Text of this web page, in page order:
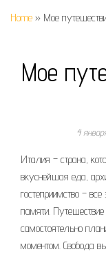
Home » Мое
Мое
4
Италия – страна,
вкуснейшая еда,
гостеприимство –
памяти.
самостоятельно
моментом. Свобода